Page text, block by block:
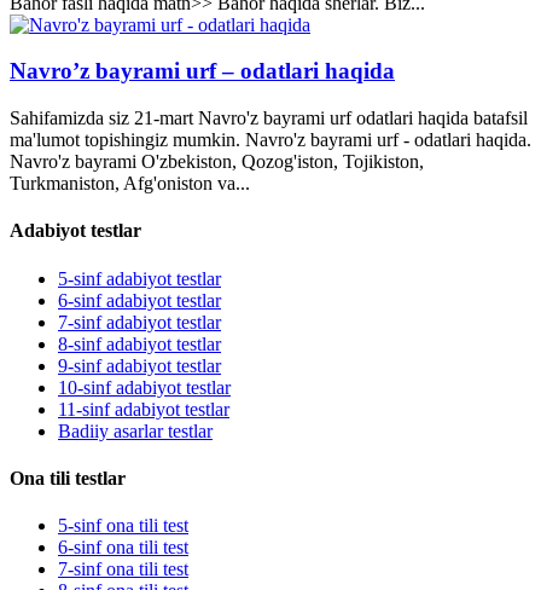
Navro’z bayrami urf – odatlari haqida
Sahifamizda siz 21-mart Navro'z bayrami urf odatlari haqida batafsil
ma'lumot topishingiz mumkin. Navro'z bayrami urf - odatlari haqida.
Navro'z bayrami O'zbekiston, Qozog'iston, Tojikiston,
Turkmaniston, Afg'oniston va...
Adabiyot testlar
5-sinf adabiyot testlar
6-sinf adabiyot testlar
7-sinf adabiyot testlar
8-sinf adabiyot testlar
9-sinf adabiyot testlar
10-sinf adabiyot testlar
11-sinf adabiyot testlar
Badiiy asarlar testlar
Ona tili testlar
5-sinf ona tili test
6-sinf ona tili test
7-sinf ona tili test